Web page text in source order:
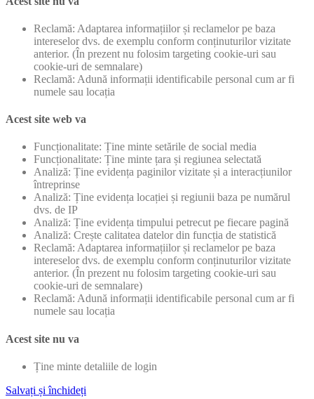
Reclamă: Adaptarea informațiilor și reclamelor pe baza
intereselor dvs. de exemplu conform conținuturilor vizitate
anterior. (În prezent nu folosim targeting cookie-uri sau
cookie-uri de semnalare)
Reclamă: Adună informații identificabile personal cum ar fi
numele sau locația
Acest site web va
Funcționalitate: Ține minte setările de social media
Funcționalitate: Ține minte țara și regiunea selectată
Analiză: Ține evidența paginilor vizitate și a interacțiunilor
întreprinse
Analiză: Ține evidența locației și regiunii baza pe numărul
dvs. de IP
Analiză: Ține evidența timpului petrecut pe fiecare pagină
Analiză: Crește calitatea datelor din funcția de statistică
Reclamă: Adaptarea informațiilor și reclamelor pe baza
intereselor dvs. de exemplu conform conținuturilor vizitate
anterior. (În prezent nu folosim targeting cookie-uri sau
cookie-uri de semnalare)
Reclamă: Adună informații identificabile personal cum ar fi
numele sau locația
Acest site nu va
Ține minte detaliile de login
Salvați și închideți